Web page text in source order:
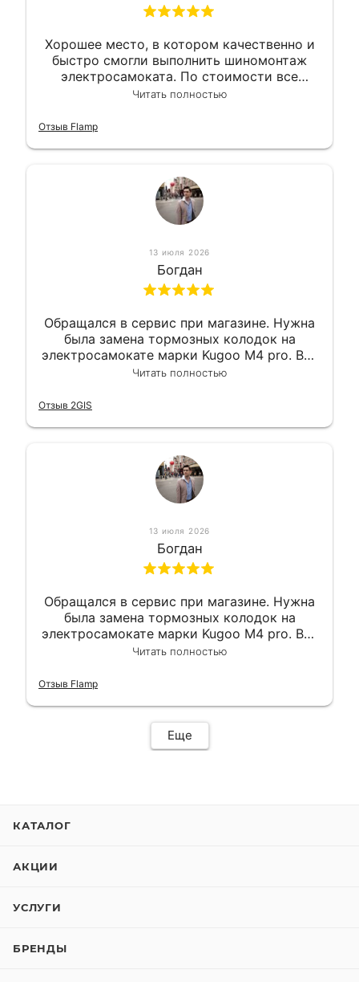
Хорошее место, в котором качественно и
быстро смогли выполнить шиномонтаж
электросамоката. По стоимости все
вышло вообще приемлемо хочу сказать.
Читать полностью
Отзыв Flamp
13 июля 2026
Богдан
Обращался в сервис при магазине. Нужна
была замена тормозных колодок на
электросамокате марки Kugoo M4 pro. Всё
сделали в лучшем виде и в максимально
гарантии, поэтому и обратился в этот
Читать полностью
Отзыв 2GIS
13 июля 2026
Богдан
Обращался в сервис при магазине. Нужна
была замена тормозных колодок на
электросамокате марки Kugoo M4 pro. Всё
сделали в лучшем виде и в максимально
гарантии, поэтому и обратился в этот
Читать полностью
Отзыв Flamp
Еще
КАТАЛОГ
АКЦИИ
УСЛУГИ
БРЕНДЫ